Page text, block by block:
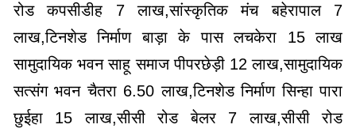
रोड कपसीडीह 7 लाख,सांस्कृतिक मंच बहेरापाल 7
लाख,टिनशेड निर्माण बाड़ा के पास लचकेरा 15 लाख
सामुदायिक भवन साहू समाज पीपरछेड़ी 12 लाख,सामुदायिक
सत्संग भवन चैतरा 6.50 लाख,टिनशेड निर्माण सिन्हा पारा
छुईहा 15 लाख,सीसी रोड बेलर 7 लाख,सीसी रोड